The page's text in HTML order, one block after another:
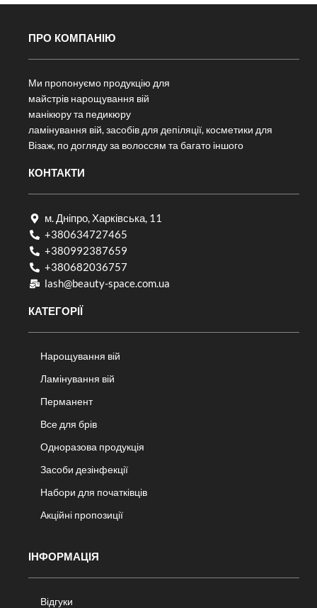
ПРО КОМПАНІЮ
Ми пропонуємо продукцію для
майстрів нарощування вій
манікюру та педикюру
ламінування вій, засобів для депіляції, косметики для
Візаж, по догляду за волоссям та багато іншого
КОНТАКТИ
м. Дніпро, Харківська, 11
+380634727465
+380992387659
+380682036757​
lash@beauty-space.com.ua
КАТЕГОРІЇ
Нарощування вій
Ламінування вій
Перманент
Все для брів
Одноразова продукція
Засоби дезінфекції
Набори для початківців
Акційні пропозиції
ІНФОРМАЦІЯ
Відгуки